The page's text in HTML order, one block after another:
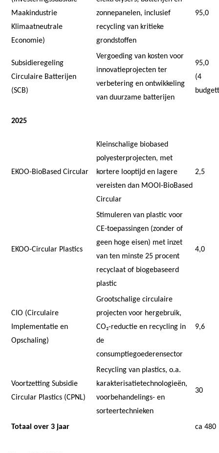
Maakindustrie
Klimaatneutrale
Economie)
zonnepanelen, inclusief
recycling van kritieke
grondstoffen
95,0
Subsidieregeling
Circulaire Batterijen
(SCB)
Vergoeding van kosten voor
innovatieprojecten ter
verbetering en ontwikkeling
van duurzame batterijen
95,0
(4
2025
EKOO-BioBased Circular
Kleinschalige biobased
polyesterprojecten, met
kortere looptijd en lagere
vereisten dan MOOI-BioBased
Circular
2,5
EKOO-Circular Plastics
Stimuleren van plastic voor
CE-toepassingen (zonder of
geen hoge eisen) met inzet
van ten minste 25 procent
recyclaat of biogebaseerd
plastic
4,0
CIO (Circulaire
Implementatie en
Opschaling)
Grootschalige circulaire
projecten voor hergebruik,
CO₂-reductie en recycling in
de
consumptiegoederensector
9,6
Voortzetting Subsidie
Circular Plastics (CPNL)
Recycling van plastics, o.a.
karakterisatietechnologieën,
voorbehandelings- en
sorteertechnieken
30
Totaal over 3 jaar ca 480